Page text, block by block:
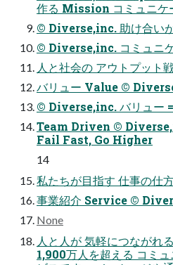
作る Mission コミュニケ
©︎ Diverse,inc. 助け合い
©︎ Diverse,inc. コミュニ
人と社会の アウトプッ
バリュー Value ©︎
©︎ Diverse,inc. バリュー
Team Driven ©︎
Fail Fast, Go Higher
14
私たちが目指す 仕事の
事業紹介 Service ©︎
None
人と人が 気軽につながれ
1,900万人を超える コミ